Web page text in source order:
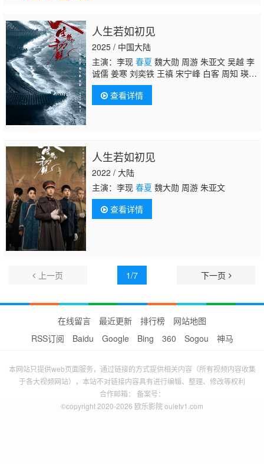
人生若如初见
2025 / 中国大陆
主演：李现 春夏 魏大勋 周游 朱亚文 吴越 李
诚儒 姜寒 刘奕铁 王禛 宋宁峰 白客 周知 瑛
子 刘美含 霍青 孔连顺 施诗 李强 赵成顺 乔振
宇 刘敏涛 芦芳生
查看详情
人生若如初见
2022 / 大陆
主演：李现 春夏 魏大勋 周游 朱亚文
查看详情
上一页 1/7 下一页
在线留言 最近更新 排行榜
网站地图
RSS订阅
Baidu Google Bing 360 Sogou 神马
本网站只提供web页面服务，通过链接的方式提供相关内容（所有视频内容收集
于各大视频网站），本站不对链接内容具有进行编辑、整理、修改等权利
合作邮箱： 备案号：
©copyright 2020-2026 欧乐影院 ouletv1.com